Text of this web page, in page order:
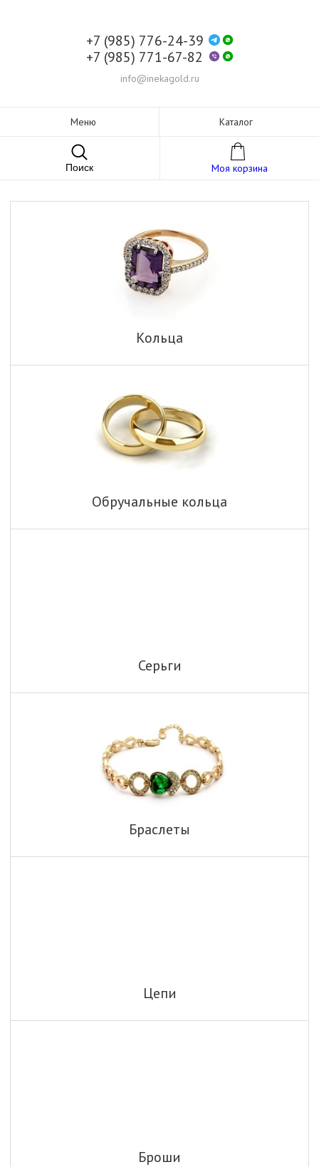
+7 (985) 776-24-39
+7 (985) 771-67-82
info@inekagold.ru
Меню Каталог
Поиск Моя корзина
Кольца
Обручальные кольца
Серьги
Браслеты
Цепи
Броши